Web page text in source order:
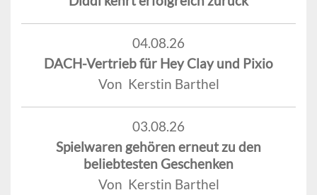
04.08.26
DACH-Vertrieb für Hey Clay und Pixio
Von Kerstin Barthel
03.08.26
Spielwaren gehören erneut zu den
beliebtesten Geschenken
Von Kerstin Barthel